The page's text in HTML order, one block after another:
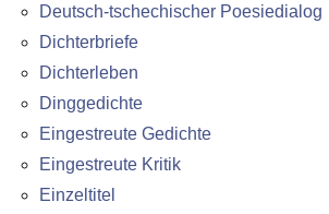
Deutsch-tschechischer Poesiedialog
Dichterbriefe
Dichterleben
Dinggedichte
Eingestreute Gedichte
Eingestreute Kritik
Einzeltitel